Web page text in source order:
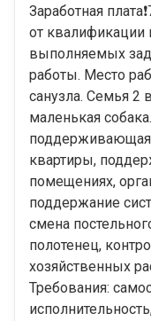
Заработная
от квалификации
выполняемых
работы. Место
санузла. Семья 2
маленькая
поддерживающая
квартиры,
помещениях,
поддержание
смена
полотенец,
хозяйственных
Требования: